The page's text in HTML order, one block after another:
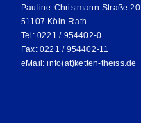
Pauline-Christmann-Straße 20
51107 Köln-Rath
Tel: 0221 / 954402-0
Fax: 0221 / 954402-11
eMail:info(at)ketten-theiss.de